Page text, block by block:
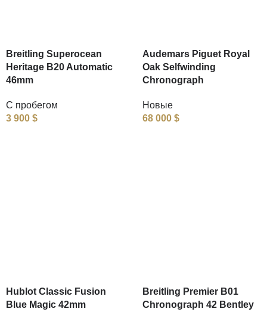
Breitling Superocean
Heritage B20 Automatic
46mm
С пробегом
3 900 $
Audemars Piguet Royal
Oak Selfwinding
Chronograph
Новые
68 000 $
Hublot Classic Fusion
Blue Magic 42mm
Breitling Premier B01
Chronograph 42 Bentley